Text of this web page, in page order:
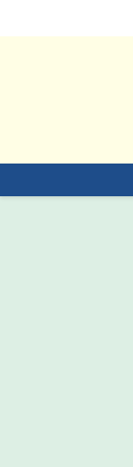
Bài viết của Tổng Bí thư